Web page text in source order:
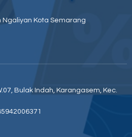
Ngaliyan Kota Semarang
Bulak Indah, Karangasem, Kec.